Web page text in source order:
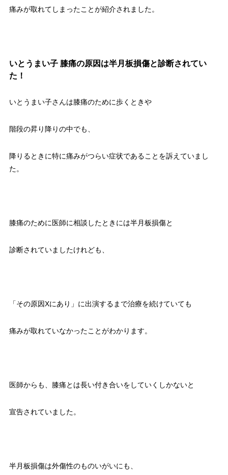
痛みが取れてしまったことが紹介されました。
いとうまい子 膝痛の原因は半月板損傷と診断されてい
た！
いとうまい子さんは膝痛のために歩くときや
階段の昇り降りの中でも、
降りるときに特に痛みがつらい症状であることを訴えていまし
た。
膝痛のために医師に相談したときには半月板損傷と
診断されていましたけれども、
「その原因Xにあり」に出演するまで治療を続けていても
痛みが取れていなかったことがわかります。
医師からも、膝痛とは長い付き合いをしていくしかないと
宣告されていました。
半月板損傷は外傷性のものいがいにも、